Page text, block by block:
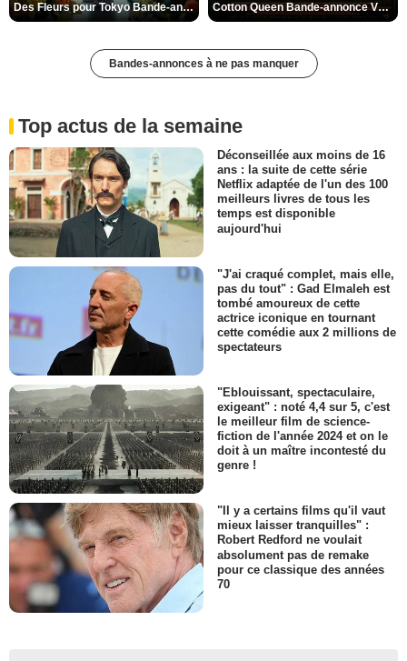
Des Fleurs pour Tokyo Bande-annonce VO STFR Cotton Queen Bande-annonce VO STFR
Bandes-annonces à ne pas manquer
Top actus de la semaine
Déconseillée aux moins de 16
ans : la suite de cette série
Netflix adaptée de l'un des 100
meilleurs livres de tous les
temps est disponible
aujourd'hui
"J'ai craqué complet, mais elle,
pas du tout" : Gad Elmaleh est
tombé amoureux de cette
actrice iconique en tournant
cette comédie aux 2 millions de
spectateurs
"Eblouissant, spectaculaire,
exigeant" : noté 4,4 sur 5, c'est
le meilleur film de science-
fiction de l'année 2024 et on le
doit à un maître incontesté du
genre !
"Il y a certains films qu'il vaut
mieux laisser tranquilles" :
Robert Redford ne voulait
absolument pas de remake
pour ce classique des années
70